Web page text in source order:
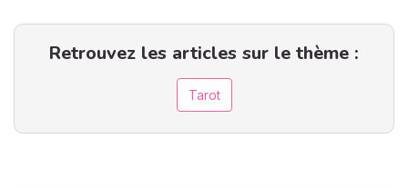
Retrouvez les articles sur le thème :
Tarot